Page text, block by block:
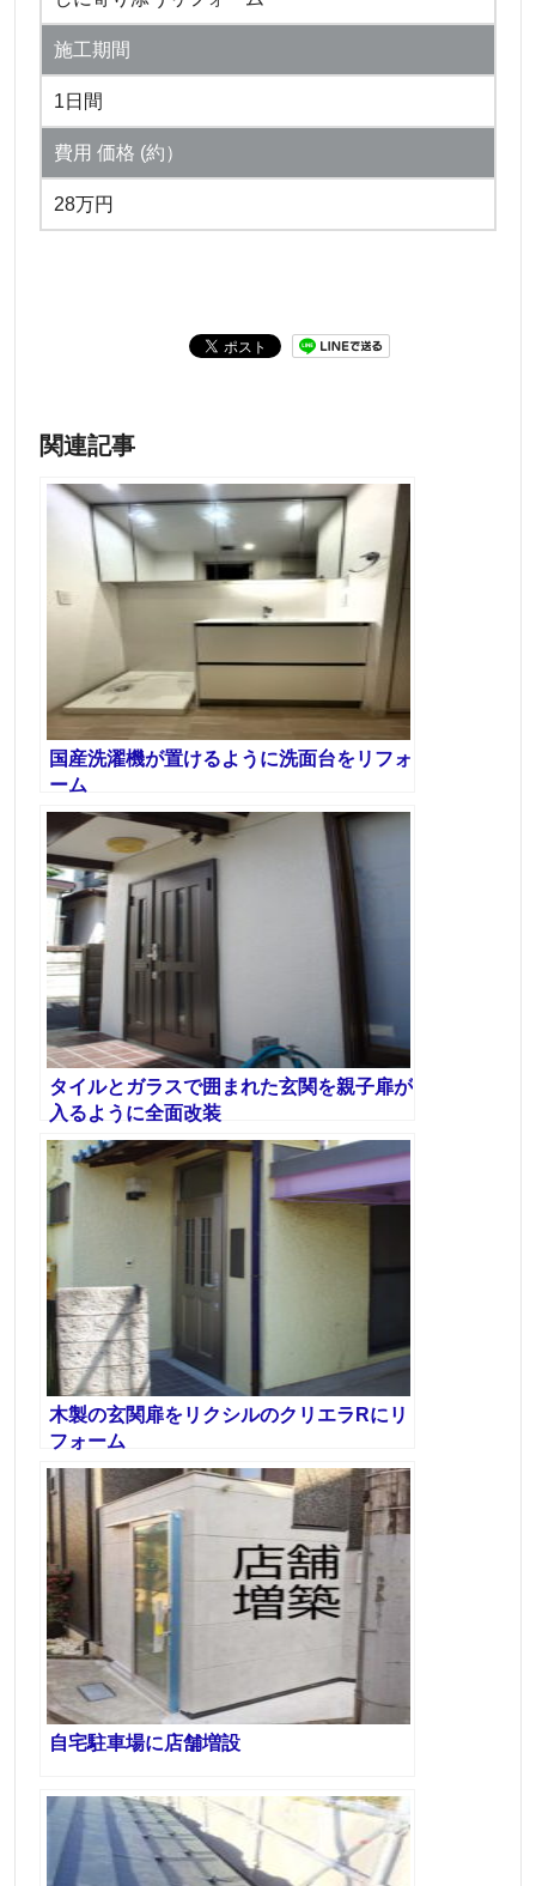
施工期間
1日間
費用 価格 (約）
28万円
関連記事
国産洗濯機が置けるように洗面台をリフォ
ーム
タイルとガラスで囲まれた玄関を親子扉が
入るように全面改装
木製の玄関扉をリクシルのクリエラRにリ
フォーム
自宅駐車場に店舗増設